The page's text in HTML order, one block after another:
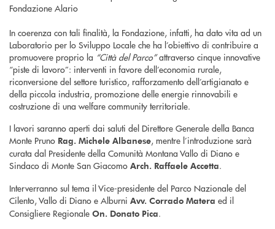
In coerenza con tali finalità, la Fondazione, infatti, ha dato vita ad un
Laboratorio per lo Sviluppo Locale che ha l’obiettivo di contribuire a
promuovere proprio la “Città del Parco”attraverso cinque innovative
“piste di lavoro”: interventi in favore dell’economia rurale,
riconversione del settore turistico, rafforzamento dell’artigianato e
della piccola industria, promozione delle energie rinnovabili e
costruzione di una welfare community territoriale.
I lavori saranno aperti dai saluti del Direttore Generale della Banca
Monte Pruno Rag. Michele Albanese, mentre l’introduzione sarà
curata dal Presidente della Comunità Montana Vallo di Diano e
Sindaco di Monte San Giacomo Arch. Raffaele Accetta.
Interverranno sul tema il Vice-presidente del Parco Nazionale del
Cilento, Vallo di Diano e Alburni Avv. Corrado Matera ed il
Consigliere Regionale On. Donato Pica.